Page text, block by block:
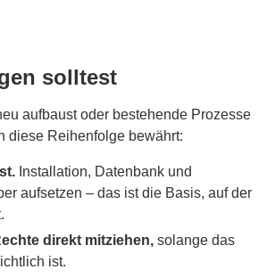
solltest
aufbaust oder bestehende Prozesse
diese Reihenfolge bewährt:
Installation, Datenbank und
aufsetzen – das ist die Basis, auf der
direkt mitziehen, solange das
ist.